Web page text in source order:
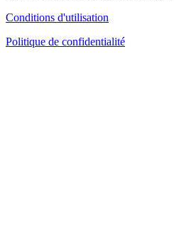
Conditions d'utilisation
Politique de confidentialité